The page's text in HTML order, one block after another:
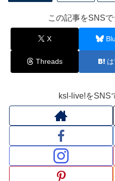
この記事をSNS
X
Threads
ksl-live!をSNS